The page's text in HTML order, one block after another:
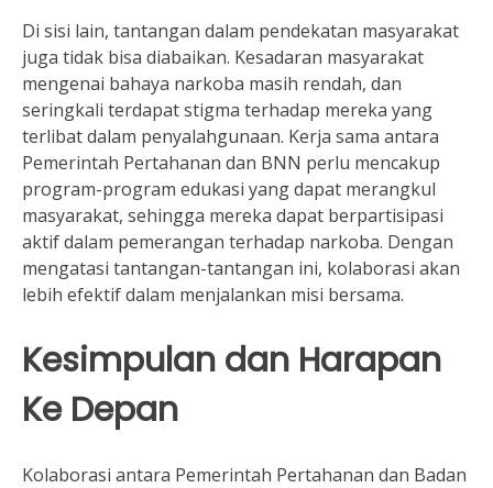
Di sisi lain, tantangan dalam pendekatan masyarakat
juga tidak bisa diabaikan. Kesadaran masyarakat
mengenai bahaya narkoba masih rendah, dan
seringkali terdapat stigma terhadap mereka yang
terlibat dalam penyalahgunaan. Kerja sama antara
Pemerintah Pertahanan dan BNN perlu mencakup
program-program edukasi yang dapat merangkul
masyarakat, sehingga mereka dapat berpartisipasi
aktif dalam pemerangan terhadap narkoba. Dengan
mengatasi tantangan-tantangan ini, kolaborasi akan
lebih efektif dalam menjalankan misi bersama.
Kesimpulan dan Harapan
Ke Depan
Kolaborasi antara Pemerintah Pertahanan dan Badan